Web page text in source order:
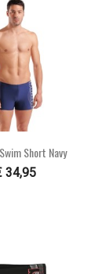
Short Navy
34,95